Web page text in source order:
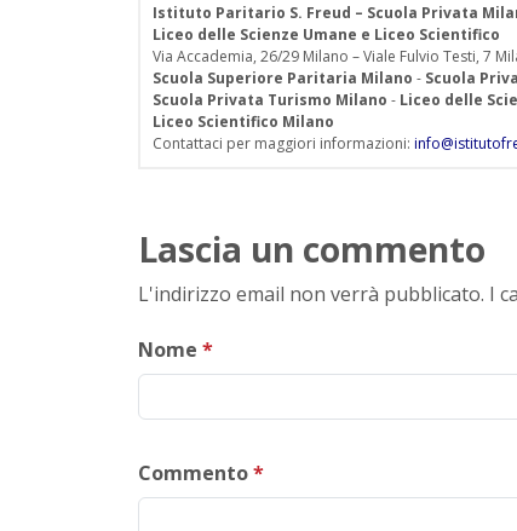
Istituto Paritario S. Freud – Scuola Privata
Liceo delle Scienze Umane e Liceo Scientifico
Via Accademia, 26/29 Milano – Viale Fulvio Testi, 7
Scuola Superiore Paritaria Milano - Scuola
Scuola Privata Turismo Milano - Liceo delle
Liceo Scientifico Milano
Contattaci per maggiori informazioni:
Lascia un commento
L'indirizzo email non verrà pubblicato. I
Nome *
Commento*